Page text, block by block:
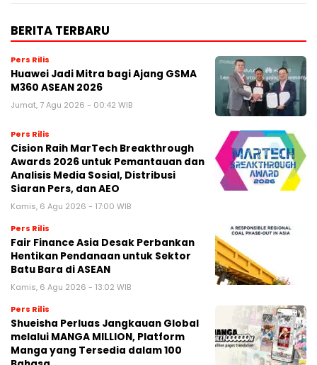
BERITA TERBARU
Pers Rilis
Huawei Jadi Mitra bagi Ajang GSMA
M360 ASEAN 2026
Jumat, 7 Agu 2026 - 00:42 WIB
Pers Rilis
Cision Raih MarTech Breakthrough
Awards 2026 untuk Pemantauan dan
Analisis Media Sosial, Distribusi
Siaran Pers, dan AEO
Kamis, 6 Agu 2026 - 17:00 WIB
Pers Rilis
Fair Finance Asia Desak Perbankan
Hentikan Pendanaan untuk Sektor
Batu Bara di ASEAN
Kamis, 6 Agu 2026 - 13:02 WIB
Pers Rilis
Shueisha Perluas Jangkauan Global
melalui MANGA MILLION, Platform
Manga yang Tersedia dalam 100